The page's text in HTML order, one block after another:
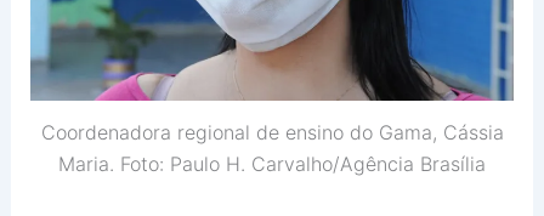
Coordenadora regional de ensino do Gama, Cássia
Maria. Foto: Paulo H. Carvalho/Agência Brasília